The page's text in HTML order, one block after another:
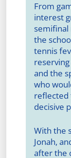
From
interest
semifinal
the
tennis
and the
who
reflected
decisive
With the
Jonah,
after the